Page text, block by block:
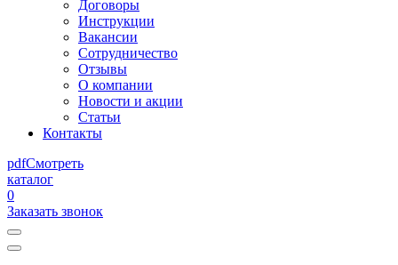
Договоры
Инструкции
Вакансии
Сотрудничество
Отзывы
О компании
Новости и акции
Статьи
Контакты
pdfСмотреть
каталог
0
Заказать звонок